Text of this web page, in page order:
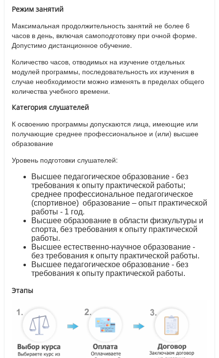
Режим занятий
Максимальная продолжительность занятий не более 6
часов в день, включая самоподготовку при очной форме.
Допустимо дистанционное обучение.
Количество часов, отводимых на изучение отдельных
модулей программы, последовательность их изучения в
случае необходимости можно изменять в пределах общего
количества учебного времени.
Категория слушателей
К освоению программы допускаются лица, имеющие или
получающие среднее профессиональное и (или) высшее
образование
Уровень подготовки слушателей:
Высшее педагогическое образование - без
требования к опыту практической работы;
среднее профессиональное педагогическое
(спортивное) образование – опыт практической
работы - 1 год.
Высшее образование в области физкультуры и
спорта, без требования к опыту практической
работы.
Высшее естественно-научное образование -
без требования к опыту практической работы.
Высшее педагогическое образование - без
требования к опыту практической работы.
Этапы